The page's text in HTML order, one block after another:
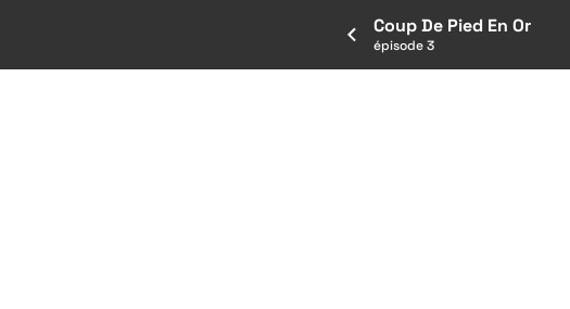
Coup De Pied En Or
épisode 3